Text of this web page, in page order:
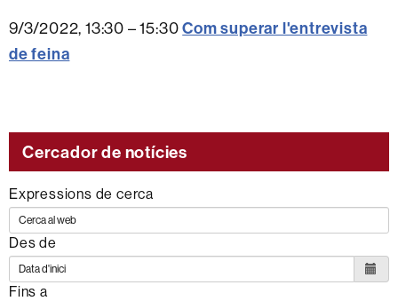
9/3/2022, 13:30 – 15:30Com superar l'entrevista
de feina
Cercador de notícies
Expressions de cerca
Des de
Fins a